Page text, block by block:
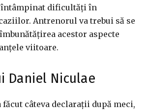
întâmpinat dificultăți în
Antrenorul va trebui să se
acestor aspecte
viitoare.
Daniel Niculae
făcut câteva declarații după meci,